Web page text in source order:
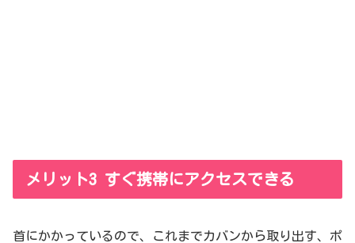
メリット3 すぐ携帯にアクセスできる
首にかかっているので、これまでカバンから取り出す、ポ